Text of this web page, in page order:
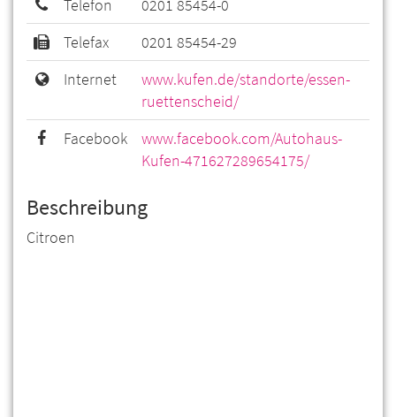
Telefon
0201 85454-0
Telefax
0201 85454-29
Internet
www.kufen.de/standorte/essen-
ruettenscheid/
Facebook
www.facebook.com/Autohaus-
Kufen-471627289654175/
Beschreibung
Citroen